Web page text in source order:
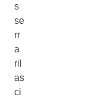
s
se
rr
a
ril
as
ci